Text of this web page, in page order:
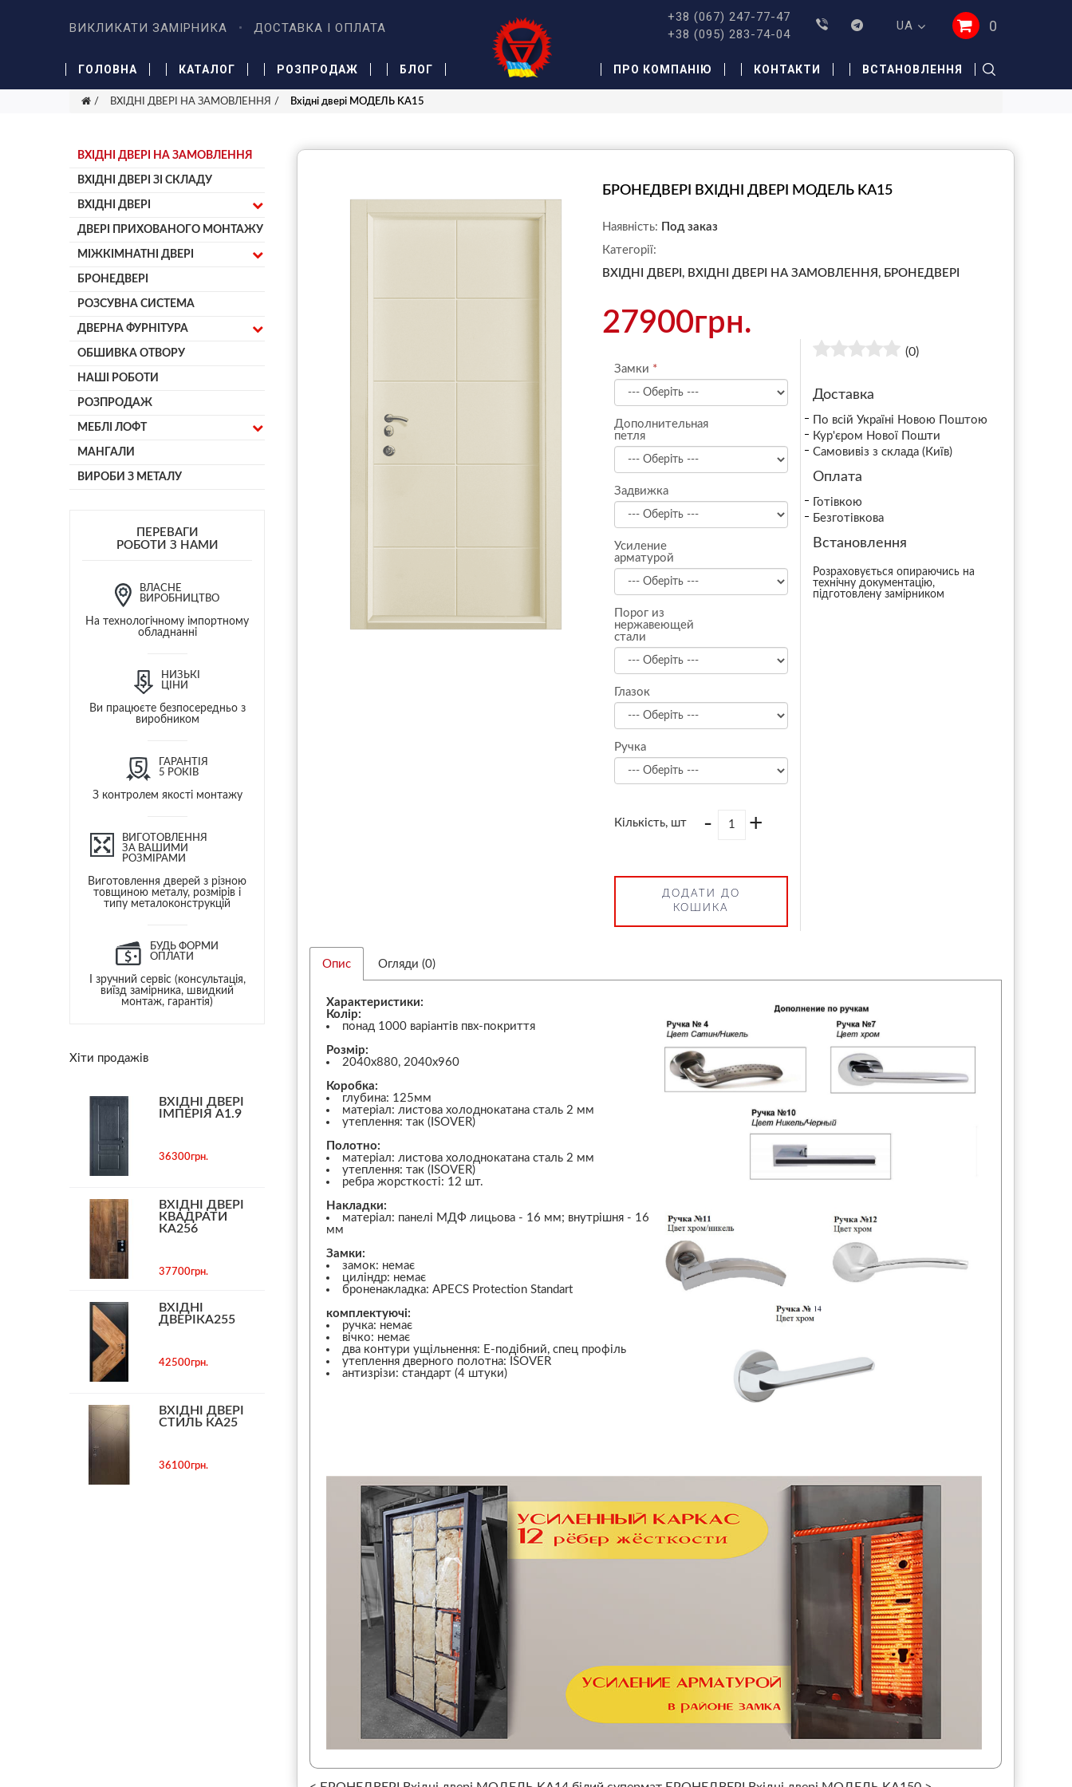
ВИКЛИКАТИ ЗАМІРНИКА ДОСТАВКА І ОПЛАТА
+38 (067) 247-77-47
+38 (095) 283-74-04
UA 0
ГОЛОВНА КАТАЛОГ РОЗПРОДАЖ БЛОГ ПРО КОМПАНІЮ КОНТАКТИ ВСТАНОВЛЕННЯ
ВХІДНІ ДВЕРІ НА ЗАМОВЛЕННЯ Вхідні двері МОДЕЛЬ KA15
ВХІДНІ ДВЕРІ НА ЗАМОВЛЕННЯ
ВХІДНІ ДВЕРІ ЗІ СКЛАДУ
ВХІДНІ ДВЕРІ
ДВЕРІ ПРИХОВАНОГО МОНТАЖУ
МІЖКІМНАТНІ ДВЕРІ
БРОНЕДВЕРІ
РОЗСУВНА СИСТЕМА
ДВЕРНА ФУРНІТУРА
ОБШИВКА ОТВОРУ
НАШІ РОБОТИ
РОЗПРОДАЖ
МЕБЛІ ЛОФТ
МАНГАЛИ
ВИРОБИ З МЕТАЛУ
ПЕРЕВАГИ
РОБОТИ З НАМИ
ВЛАСНЕ
ВИРОБНИЦТВО
На технологічному імпортному
обладнанні
НИЗЬКІ
ЦІНИ
Ви працюєте безпосередньо з
виробником
ГАРАНТІЯ
5 РОКІВ
З контролем якості монтажу
ВИГОТОВЛЕННЯ
ЗА ВАШИМИ
РОЗМІРАМИ
Виготовлення дверей з різною
товщиною металу, розмірів і
типу металоконструкцій
БУДЬ ФОРМИ
ОПЛАТИ
І зручний сервіс (консультація,
виїзд замірника, швидкий
монтаж, гарантія)
Хіти продажів
ВХІДНІ ДВЕРІ
ІМПЕРІЯ А1.9
36300грн.
ВХІДНІ ДВЕРІ
КВАДРАТИ
КА256
37700грн.
ВХІДНІ
ДВЕРІКА255
42500грн.
ВХІДНІ ДВЕРІ
СТИЛЬ КА25
36100грн.
БРОНЕДВЕРІ ВХІДНІ ДВЕРІ МОДЕЛЬ KA15
Наявність: Под заказ
Категорії:
ВХІДНІ ДВЕРІ, ВХІДНІ ДВЕРІ НА ЗАМОВЛЕННЯ, БРОНЕДВЕРІ
27900грн.
Замки
Дополнительная
петля
Задвижка
Усиление
арматурой
Порог из
нержавеющей
стали
Глазок
Ручка
Кількість, шт - +
ДОДАТИ ДО
КОШИКА
(0)
Доставка
По всій Україні Новою Поштою
Кур'єром Нової Пошти
Самовивіз з склада (Київ)
Оплата
Готівкою
Безготівкова
Встановлення
Розраховується опираючись на
технічну документацію,
підготовлену замірником
Опис Огляди (0)
Характеристики:
Колір:
понад 1000 варіантів пвх-покриття
Розмір:
2040х880, 2040х960
Коробка:
глубина: 125мм
матеріал: листова холоднокатана сталь 2 мм
утеплення: так (ISOVER)
Полотно:
матеріал: листова холоднокатана сталь 2 мм
утеплення: так (ISOVER)
ребра жорсткості: 12 шт.
Накладки:
матеріал: панелі МДФ лицьова - 16 мм; внутрішня - 16
мм
Замки:
замок: немає
циліндр: немає
броненакладка: APECS Protection Standart
комплектуючі:
ручка: немає
вічко: немає
два контури ущільнення: Е-подібний, спец профіль
утеплення дверного полотна: ISOVER
антизрізи: стандарт (4 штуки)